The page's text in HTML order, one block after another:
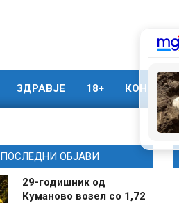
ЗДРАВЈЕ 18+ КОНТАКТ
ПОСЛЕДНИ ОБЈАВИ
29-годишник од
Куманово возел со 1,72